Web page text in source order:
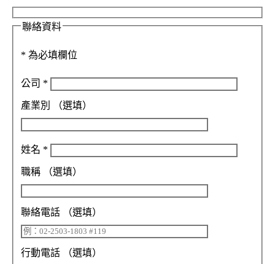
聯絡資料
* 為必填欄位
公司 *
產業別 （選填）
姓名 *
職稱 （選填）
聯絡電話 （選填）
行動電話 （選填）